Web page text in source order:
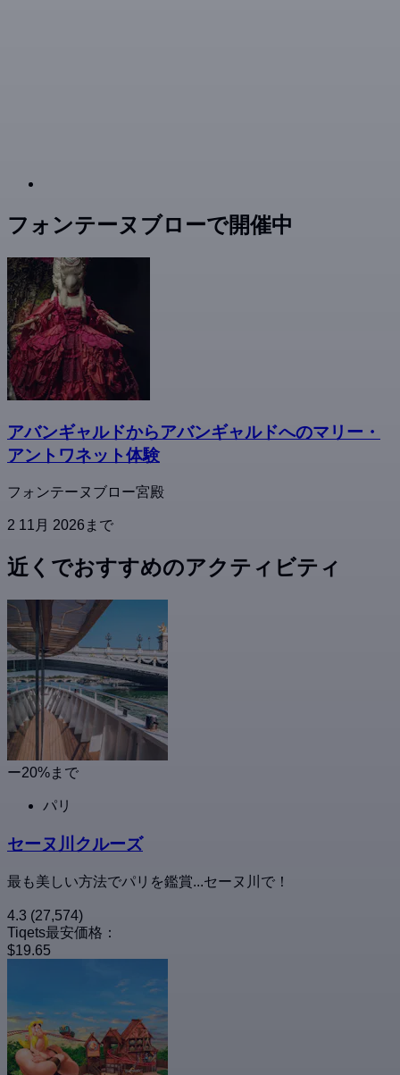
フォンテーヌブローで開催中
アバンギャルドからアバンギャルドへのマリー・
アントワネット体験
フォンテーヌブロー宮殿
2 11月 2026まで
近くでおすすめのアクティビティ
ー20%まで
パリ
セーヌ川クルーズ
最も美しい方法でパリを鑑賞...セーヌ川で！
4.3 (27,574)
Tiqets最安価格：
$19.65